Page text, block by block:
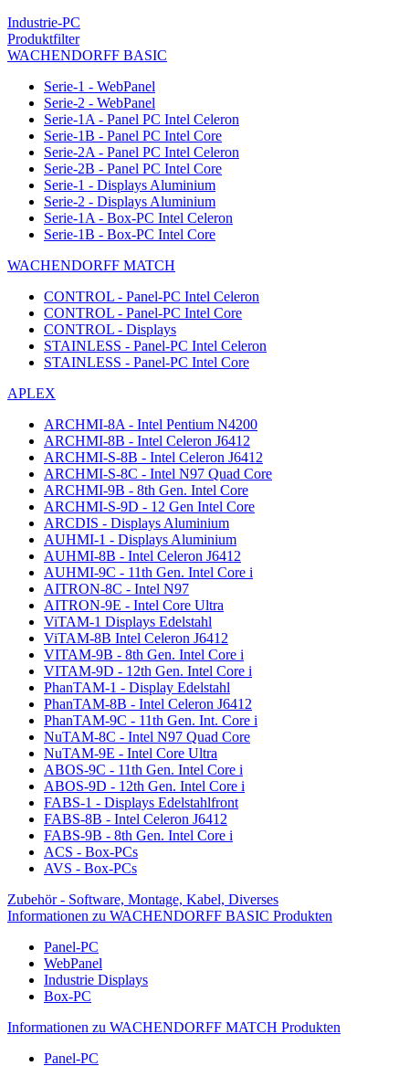
Industrie-PC
Produktfilter
WACHENDORFF BASIC
Serie-1 - WebPanel
Serie-2 - WebPanel
Serie-1A - Panel PC Intel Celeron
Serie-1B - Panel PC Intel Core
Serie-2A - Panel PC Intel Celeron
Serie-2B - Panel PC Intel Core
Serie-1 - Displays Aluminium
Serie-2 - Displays Aluminium
Serie-1A - Box-PC Intel Celeron
Serie-1B - Box-PC Intel Core
WACHENDORFF MATCH
CONTROL - Panel-PC Intel Celeron
CONTROL - Panel-PC Intel Core
CONTROL - Displays
STAINLESS - Panel-PC Intel Celeron
STAINLESS - Panel-PC Intel Core
APLEX
ARCHMI-8A - Intel Pentium N4200
ARCHMI-8B - Intel Celeron J6412
ARCHMI-S-8B - Intel Celeron J6412
ARCHMI-S-8C - Intel N97 Quad Core
ARCHMI-9B - 8th Gen. Intel Core
ARCHMI-S-9D - 12 Gen Intel Core
ARCDIS - Displays Aluminium
AUHMI-1 - Displays Aluminium
AUHMI-8B - Intel Celeron J6412
AUHMI-9C - 11th Gen. Intel Core i
AITRON-8C - Intel N97
AITRON-9E - Intel Core Ultra
ViTAM-1 Displays Edelstahl
ViTAM-8B Intel Celeron J6412
VITAM-9B - 8th Gen. Intel Core i
VITAM-9D - 12th Gen. Intel Core i
PhanTAM-1 - Display Edelstahl
PhanTAM-8B - Intel Celeron J6412
PhanTAM-9C - 11th Gen. Int. Core i
NuTAM-8C - Intel N97 Quad Core
NuTAM-9E - Intel Core Ultra
ABOS-9C - 11th Gen. Intel Core i
ABOS-9D - 12th Gen. Intel Core i
FABS-1 - Displays Edelstahlfront
FABS-8B - Intel Celeron J6412
FABS-9B - 8th Gen. Intel Core i
ACS - Box-PCs
AVS - Box-PCs
Zubehör - Software, Montage, Kabel, Diverses
Informationen zu WACHENDORFF BASIC Produkten
Panel-PC
WebPanel
Industrie Displays
Box-PC
Informationen zu WACHENDORFF MATCH Produkten
Panel-PC